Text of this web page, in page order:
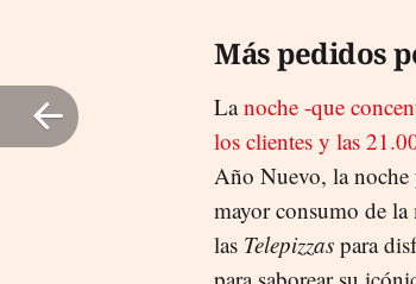
Más pedidos
Lanoche -que
los clientes y las
Año Nuevo, la noche
mayor consumo de la
las Telepizzas para